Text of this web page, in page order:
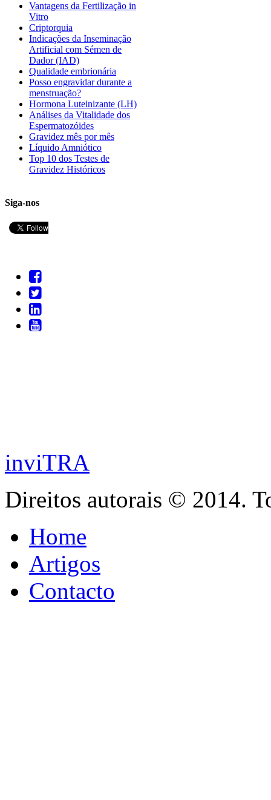
Vantagens da Fertilização in
Vitro
Criptorquia
Indicações da Inseminação
Artificial com Sémen de
Dador (IAD)
Qualidade embrionária
Posso engravidar durante a
menstruação?
Hormona Luteinizante (LH)
Análises da Vitalidade dos
Espermatozóides
Gravidez mês por mês
Líquido Amniótico
Top 10 dos Testes de
Gravidez Históricos
Siga-nos
inviTRA
Direitos autorais © 2014.
Home
Artigos
Contacto